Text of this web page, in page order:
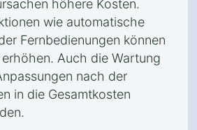
höhere Kosten.
wie automatische
Fernbedienungen können
Auch die Wartung
nach der
in die Gesamtkosten